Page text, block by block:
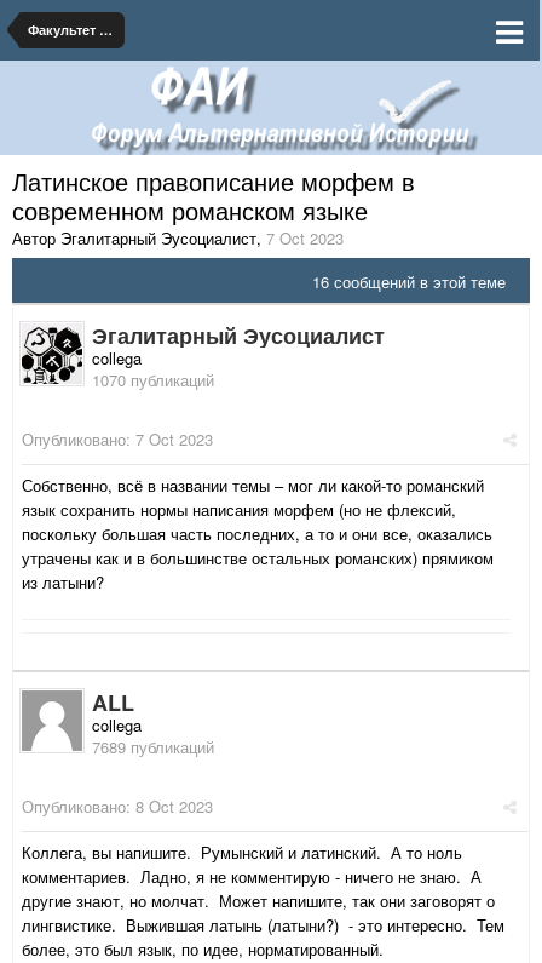
Факультет альтернативных наук
Латинское правописание морфем в
современном романском языке
Автор Эгалитарный Эусоциалист, 7 Oct 2023
16 сообщений в этой теме
Эгалитарный Эусоциалист
collega
1070 публикаций
Опубликовано: 7 Oct 2023
Собственно, всё в названии темы – мог ли какой-то романский
язык сохранить нормы написания морфем (но не флексий,
поскольку большая часть последних, а то и они все, оказались
утрачены как и в большинстве остальных романских) прямиком
из латыни?
ALL
collega
7689 публикаций
Опубликовано: 8 Oct 2023
Коллега, вы напишите. Румынский и латинский. А то ноль
комментариев. Ладно, я не комментирую - ничего не знаю. А
другие знают, но молчат. Может напишите, так они заговорят о
лингвистике. Выжившая латынь (латыни?) - это интересно. Тем
более, это был язык, по идее, норматированный.